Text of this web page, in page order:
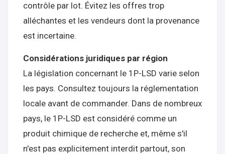
contrôle par lot. Évitez les offres trop
alléchantes et les vendeurs dont la provenance
est incertaine.
Considérations juridiques par région
La législation concernant le 1P-LSD varie selon
les pays. Consultez toujours la réglementation
locale avant de commander. Dans de nombreux
pays, le 1P-LSD est considéré comme un
produit chimique de recherche et, même s'il
n'est pas explicitement interdit partout, son